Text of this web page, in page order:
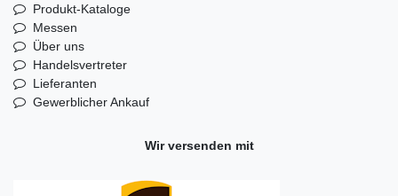
Produkt-Kataloge
Messen
Über uns
Handelsvertreter
Lieferanten
Gewerblicher Ankauf
Wir versenden mit